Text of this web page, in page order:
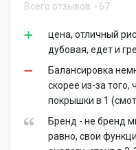
Всего отзывов 67
цена, отличный
дубовая, едет и
Балансировка
скорее из-за
покрышки в 1
Бренд - не бренд
равно, свои